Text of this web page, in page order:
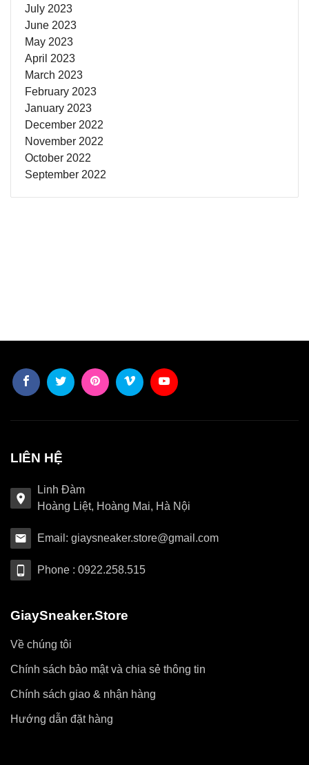
July 2023
June 2023
May 2023
April 2023
March 2023
February 2023
January 2023
December 2022
November 2022
October 2022
September 2022
LIÊN HỆ
Linh Đàm
Hoàng Liệt, Hoàng Mai, Hà Nội
Email: giaysneaker.store@gmail.com
Phone : 0922.258.515
GiaySneaker.Store
Về chúng tôi
Chính sách bảo mật và chia sẻ thông tin
Chính sách giao & nhận hàng
Hướng dẫn đặt hàng